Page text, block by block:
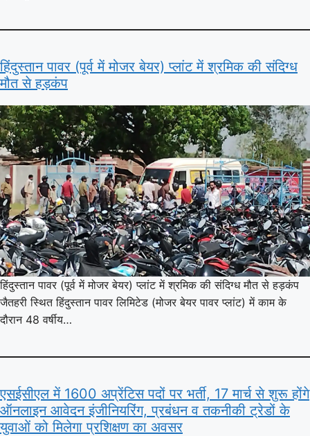
हिंदुस्तान पावर (पूर्व में मोजर बेयर) प्लांट में श्रमिक की संदिग्ध
मौत से हड़कंप
हिंदुस्तान पावर (पूर्व में मोजर बेयर) प्लांट में श्रमिक की संदिग्ध मौत से हड़कंप
जैतहरी स्थित हिंदुस्तान पावर लिमिटेड (मोजर बेयर पावर प्लांट) में काम के
दौरान 48 वर्षीय…
एसईसीएल में 1600 अप्रेंटिस पदों पर भर्ती, 17 मार्च से शुरू होंगे
ऑनलाइन आवेदन इंजीनियरिंग, प्रबंधन व तकनीकी ट्रेडों के
युवाओं को मिलेगा प्रशिक्षण का अवसर